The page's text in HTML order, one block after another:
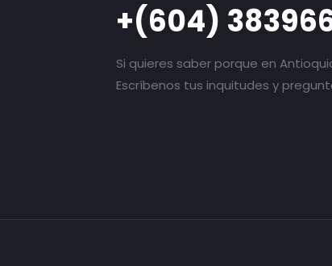
+(604)
Si quieres saber porque en
Escríbenos tus inquitudes y